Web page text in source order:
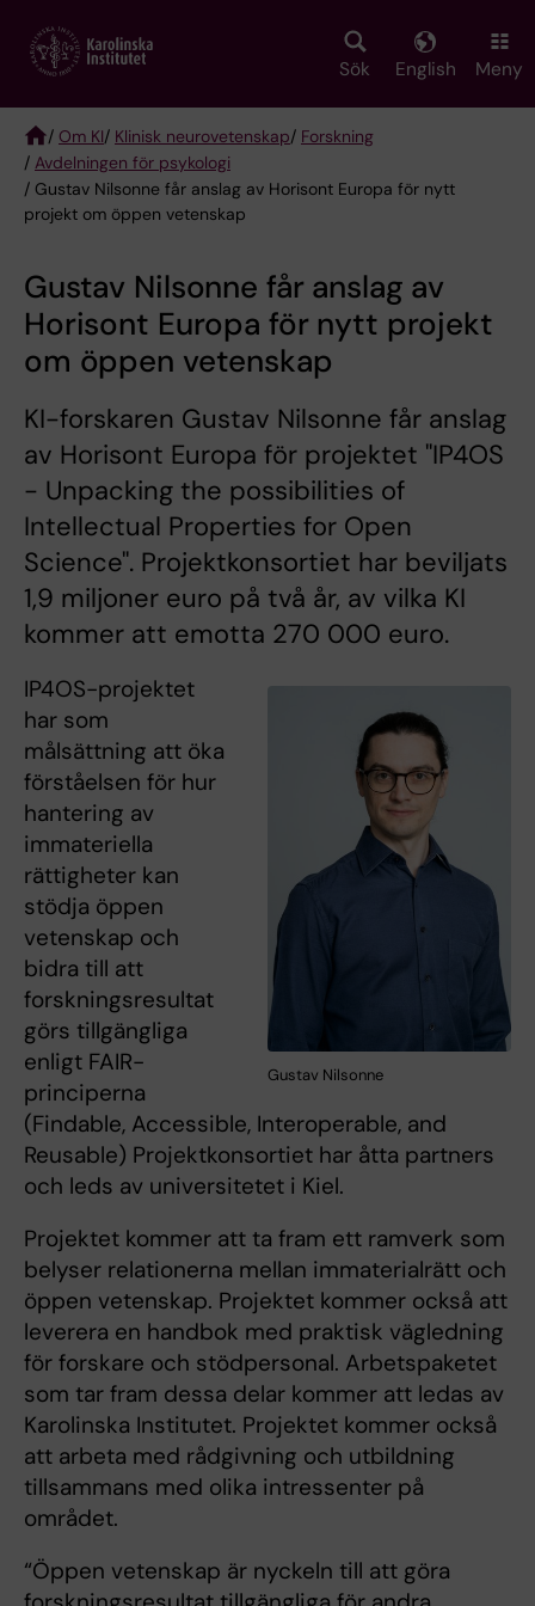
main
Sök English Meny
Breadcrumb
/ Om KI/ Klinisk neurovetenskap/ Forskning
/ Avdelningen för psykologi
/ Gustav Nilsonne får anslag av Horisont Europa för nytt
projekt om öppen vetenskap
Gustav Nilsonne får anslag av
Horisont Europa för nytt projekt
om öppen vetenskap
KI-forskaren Gustav Nilsonne får anslag
av Horisont Europa för projektet "IP4OS
- Unpacking the possibilities of
Intellectual Properties for Open
Science". Projektkonsortiet har beviljats
1,9 miljoner euro på två år, av vilka KI
kommer att emotta 270 000 euro.
Gustav Nilsonne
IP4OS-projektet
har som
målsättning att öka
förståelsen för hur
hantering av
immateriella
rättigheter kan
stödja öppen
vetenskap och
bidra till att
forskningsresultat
görs tillgängliga
enligt FAIR-
principerna
(Findable, Accessible, Interoperable, and
Reusable) Projektkonsortiet har åtta partners
och leds av universitetet i Kiel.
Projektet kommer att ta fram ett ramverk som
belyser relationerna mellan immaterialrätt och
öppen vetenskap. Projektet kommer också att
leverera en handbok med praktisk vägledning
för forskare och stödpersonal. Arbetspaketet
som tar fram dessa delar kommer att ledas av
Karolinska Institutet. Projektet kommer också
att arbeta med rådgivning och utbildning
tillsammans med olika intressenter på
området.
“Öppen vetenskap är nyckeln till att göra